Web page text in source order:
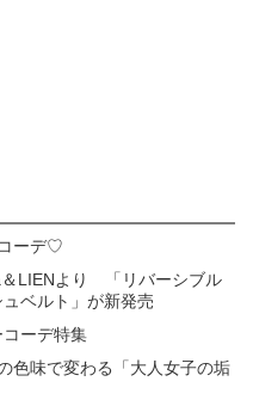
ーデ♡
＆LIENより 「リバーシブル
ベルト」が新発売
ーデ特集
色味で変わる「大人女子の垢